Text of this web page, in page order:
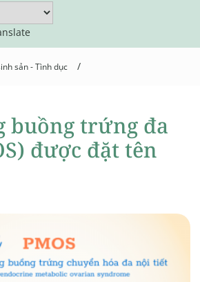
sản - Tình dục /
buồng trứng đa
được đặt tên